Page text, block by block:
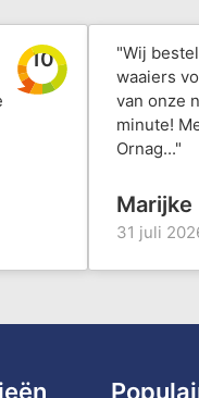
10
"Wij
waaiers
van onze
minute!
Ornag..."
Marijke
31 juli